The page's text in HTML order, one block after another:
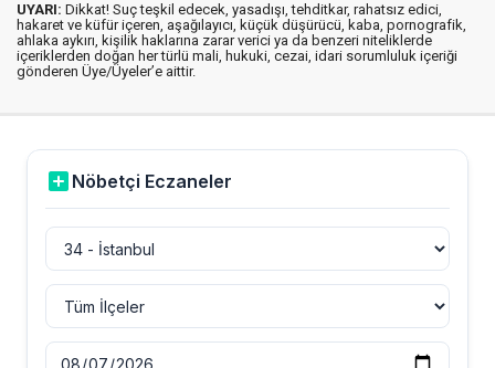
UYARI: Dikkat! Suç teşkil edecek, yasadışı, tehditkar, rahatsız edici,
hakaret ve küfür içeren, aşağılayıcı, küçük düşürücü, kaba, pornografik,
ahlaka aykırı, kişilik haklarına zarar verici ya da benzeri niteliklerde
içeriklerden doğan her türlü mali, hukuki, cezai, idari sorumluluk içeriği
gönderen Üye/Üyeler’e aittir.